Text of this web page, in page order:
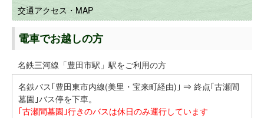
交通アクセス・MAP
電車でお越しの方
名鉄三河線「豊田市駅」駅をご利用の方
名鉄バス｢豊田東市内線(美里・宝来町経由)｣ ⇒ 終点｢古瀬間
墓園｣バス停を下車。
｢古瀬間墓園｣行きのバスは休日のみ運行しています